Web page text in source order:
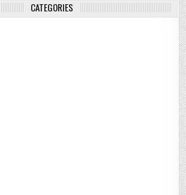
CATEGORIES